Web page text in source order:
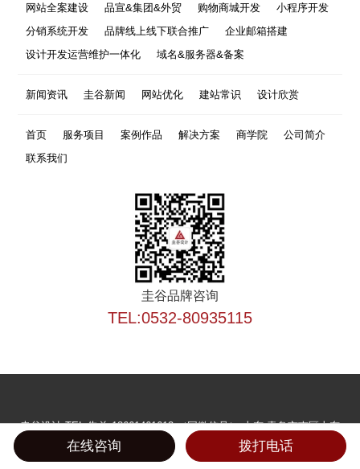
在线咨询 拨打电话
网站全案建设 品宣&集团&外贸 购物商城开发
小程序开发
分销系统开发
品牌线上线下联合推广
企业邮箱搭建
设计开发运营维护一体化
域名&服务器&备案
新闻资讯 圭谷新闻 网站优化 建站常识 设计欣赏
首页 服务项目 案例作品 解决方案 商学院
公司简介
联系我们
圭谷品牌咨询
TEL:0532-80935115
圭谷设计TEL:朱总 18661461613 （同微信号）山东·青岛市南区山东
路40号广发金融大厦4层
青岛圭谷设计品牌有限公司提供网站建设设计、青岛VI设计、企业邮箱